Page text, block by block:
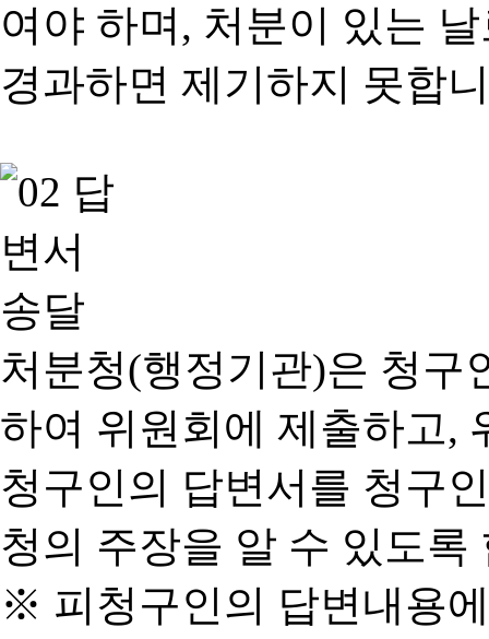
여야 하며, 처분이 있는
경과하면 제기하지 못합
처분청(행정기관)은 청구
하여 위원회에 제출하고,
청구인의 답변서를 청구
청의 주장을 알 수 있도록
※ 피청구인의 답변내용